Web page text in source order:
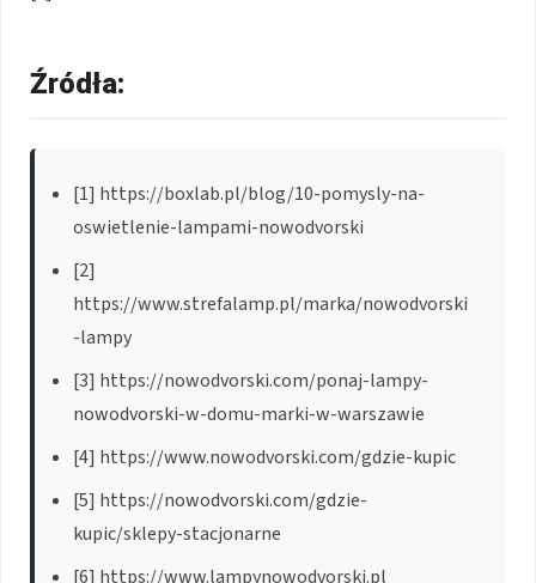
Źródła:
[1] https://boxlab.pl/blog/10-pomysly-na-
oswietlenie-lampami-nowodvorski
[2]
https://www.strefalamp.pl/marka/nowodvorski
-lampy
[3] https://nowodvorski.com/ponaj-lampy-
nowodvorski-w-domu-marki-w-warszawie
[4] https://www.nowodvorski.com/gdzie-kupic
[5] https://nowodvorski.com/gdzie-
kupic/sklepy-stacjonarne
[6] https://www.lampynowodvorski.pl